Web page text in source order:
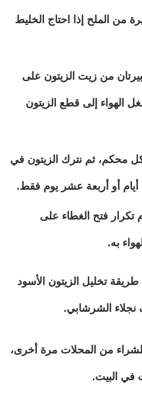
من الملح إذا احتاج الخليط
من زيت الزيتون على
الهواء إلى قطع الزيتون
محكم، ثم نترك الزيتون في
أو أربعة عشر يوم فقط.
فتح الغطاء على
به.
تخليل الزيتون الأسود
الشرشابي.
من المحلات مرة أخرى،
في البيت.